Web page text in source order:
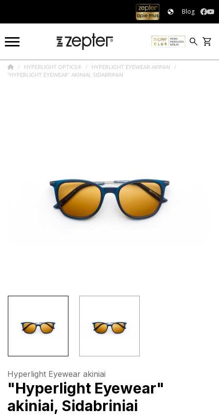
Blog
HYPERLIGHT OPTICS®
HYPERLIGHT EYEWEAR AKINIAI
"HYPERLIGHT EYEWEAR" AKINIAI, SIDABRINIAI
Hyperlight Eyewear akiniai
"Hyperlight Eyewear"
akiniai, Sidabriniai